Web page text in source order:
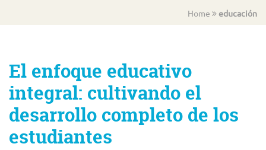
Home educación
El enfoque educativo
integral: cultivando el
desarrollo completo de los
estudiantes